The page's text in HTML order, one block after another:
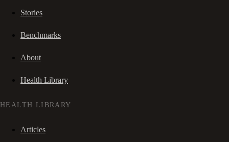
Stories
Benchmarks
About
Health Library
HEALTH LIBRARY
Articles